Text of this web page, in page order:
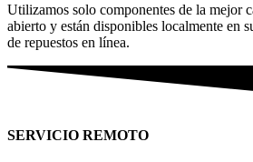
Utilizamos solo componentes de la mejor
abierto y están disponibles localmente en
de repuestos en línea.
SERVICIO REMOTO